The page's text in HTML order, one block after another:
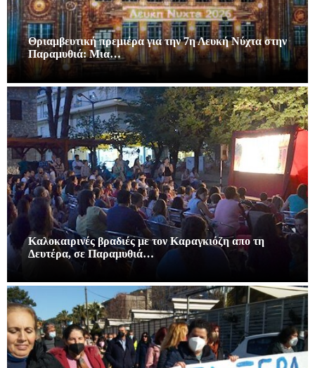
Θριαμβευτική πρεμιέρα για την 7η Λευκή Νύχτα στην
Παραμυθιά: Μια…
Καλοκαιρινές βραδιές με τον Καραγκιόζη απο τη
Δευτέρα, σε Παραμυθιά…